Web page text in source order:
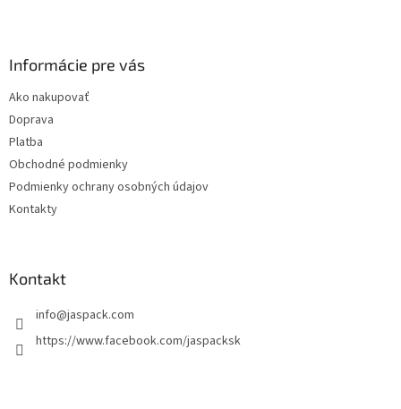
Informácie pre vás
Ako nakupovať
Doprava
Platba
Obchodné podmienky
Podmienky ochrany osobných údajov
Kontakty
Kontakt
info@jaspack.com
https://www.facebook.com/jaspacksk